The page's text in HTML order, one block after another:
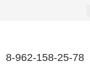
8-962-158-25-78